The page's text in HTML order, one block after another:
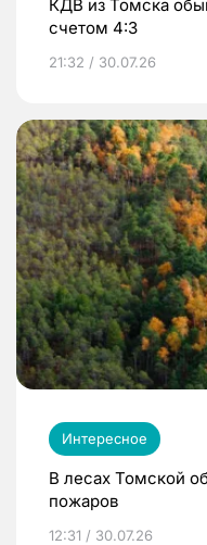
КДВ из Томска
счетом 4:3
21:32 / 30.07.26
Интересное
В лесах Томской
пожаров
12:31 / 30.07.26